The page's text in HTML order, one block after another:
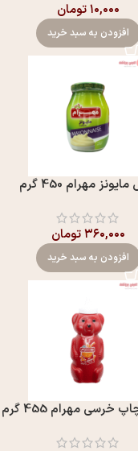
۱۰,۰۰۰تومان
افزودن به سبد خرید
مهرام 450 گرم
۳۶۰,۰۰۰تومان
افزودن به سبد خرید
مهرام 455 گرم